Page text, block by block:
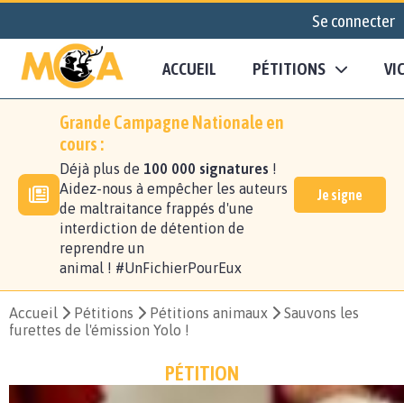
Se connecter
ACCUEIL PÉTITIONS
Grande Campagne Nationale en
cours :
Déjà plus de 100 000 signatures !
Aidez-nous à empêcher les auteurs
de maltraitance frappés d'une
interdiction de détention de
reprendre un
animal ! #UnFichierPourEux
Je signe
Accueil Pétitions Pétitions animaux
Sauvons les
furettes de l'émission Yolo !
PÉTITION